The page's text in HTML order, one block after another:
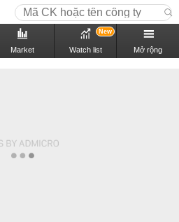
Market Watch list
New
Mở rộng